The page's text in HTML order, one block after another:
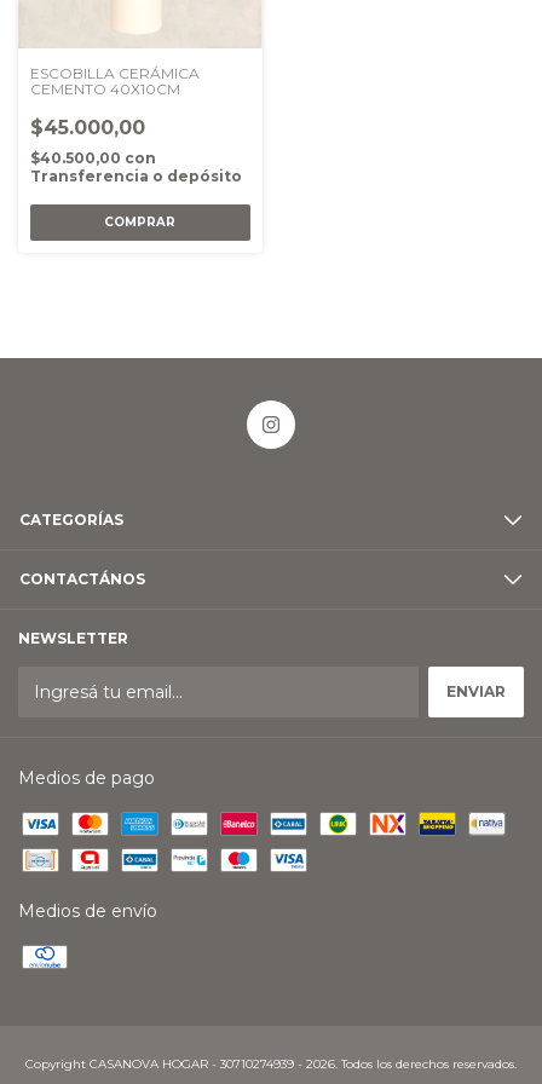
ESCOBILLA CERÁMICA
CEMENTO 40X10CM
$45.000,00
$40.500,00 con
Transferencia o depósito
CATEGORÍAS
CONTACTÁNOS
NEWSLETTER
Medios de pago
Medios de envío
Copyright CASANOVA HOGAR - 30710274939 - 2026. Todos los derechos reservados.